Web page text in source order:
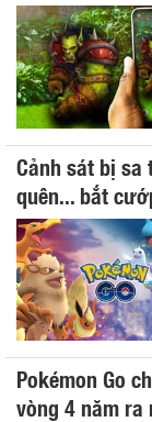
Cảnh sát bị sa
quên... bắt
Pokémon Go
vòng 4 năm ra